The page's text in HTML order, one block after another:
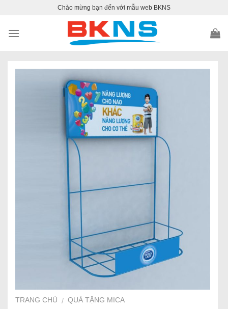
content
Chào mừng bạn đến với mẫu web BKNS
TRANG CHỦ / QUÀ TẶNG MICA